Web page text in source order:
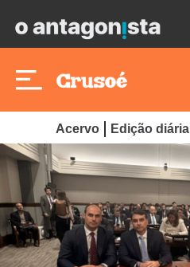
Acervo Edição diária